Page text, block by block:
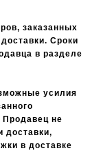
заказанных
Сроки
в разделе
усилия
Продавец не
доставки,
в доставке